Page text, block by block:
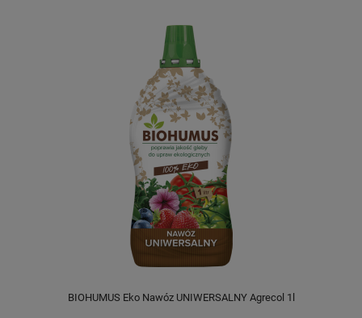
BIOHUMUS Eko Nawóz UNIWERSALNY Agrecol 1l